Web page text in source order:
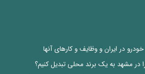
در ایران و وظایف و کارهای آنها
در مشهد به یک برند محلی تبدیل کنیم؟